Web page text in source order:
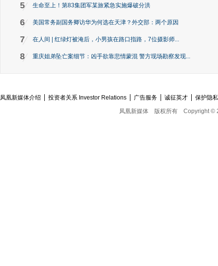
5 生命至上！第83集团军某旅紧急实施爆破分洪
6 美国常务副国务卿访华为何选在天津？外交部：两个原因
7 在人间 | 红绿灯被淹后，小男孩在路口指路，7位摄影师...
8 重庆姐弟坠亡案细节：凶手欲靠悲情蒙混 警方现场勘察发现...
凤凰新媒体介绍 投资者关系 Investor Relations 广告服务 诚征英才
保护隐
凤凰新媒体
版权所有 Copyright ©